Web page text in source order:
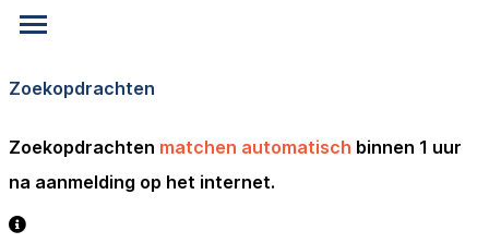
Zoekopdrachten
Zoekopdrachten matchen automatisch binnen 1 uur
na aanmelding op het internet.